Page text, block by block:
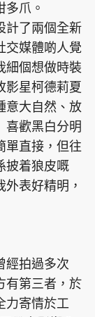
島日報
Standard
爪。
計了兩個全新
交媒體啲人覺
細個想做時裝
影星柯德莉夏
意大自然、放
喜歡黑白分明
單直接，但往
披着狼皮嘅
表好精明，
經拍過多次
有第三者，於
力寄情於工